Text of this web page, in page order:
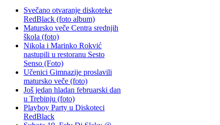
Svečano otvaranje diskoteke
RedBlack (foto album)
Matursko veče Centra srednjih
škola (foto)
Nikola i Marinko Rokvić
nastupili u restoranu Sesto
Senso (Foto)
Učenici Gimnazije proslavili
matursko veče (foto)
Još jedan hladan februarski dan
u Trebinju (foto)
Playboy Party u Diskoteci
RedBlack